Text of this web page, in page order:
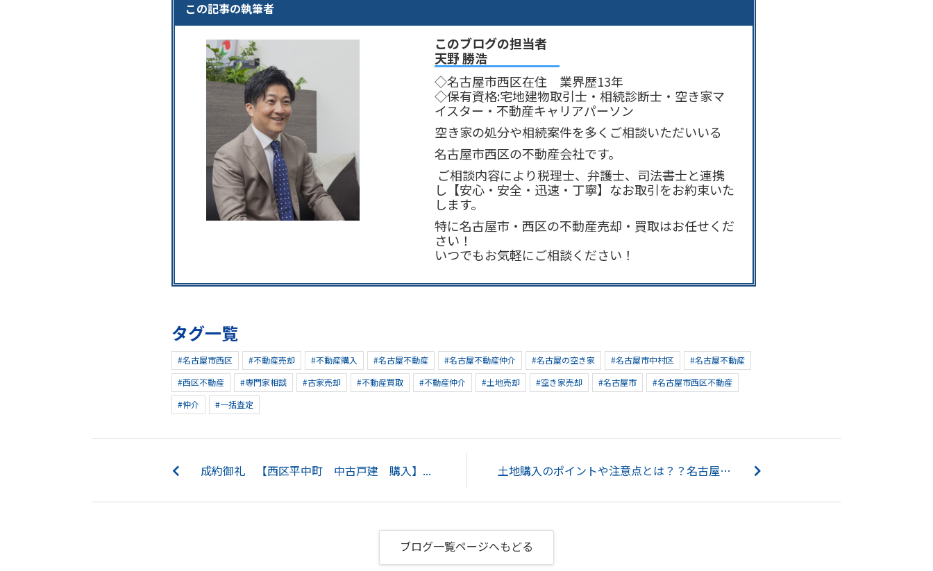
この記事の執筆者
このブログの担当者
天野 勝浩
◇名古屋市西区在住 業界歴13年
◇保有資格:宅地建物取引士・相続診断士・空き家マ
イスター・不動産キャリアパーソン
空き家の処分や相続案件を多くご相談いただいいる
名古屋市西区の不動産会社です。
ご相談内容により税理士、弁護士、司法書士と連携
し【安心・安全・迅速・丁寧】なお取引をお約束いた
します。
特に名古屋市・西区の不動産売却・買取はお任せくだ
さい！
いつでもお気軽にご相談ください！
タグ一覧
#名古屋市西区 #不動産売却 #不動産購入 #名古屋不動産 #名古屋不動産仲介 #名古屋の空き家 #名古屋市中村区
#名古屋不動産
#西区不動産
#専門家相談 #古家売却 #不動産買取 #不動産仲介 #土地売却 #空き家売却 #名古屋市
#名古屋市西区不動産
#仲介
#一括査定
成約御礼 【西区平中町 中古戸建 購入】... 土地購入のポイントや注意点とは？？名古屋空き家・相続売却センターが解説！...
ブログ一覧ページへもどる